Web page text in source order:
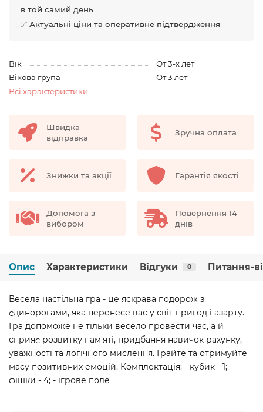
в той самий день
✅ Актуальні ціни та оперативне підтвердження
Вік
От 3-х лет
Вікова група
От 3 лет
Всі характеристики
Швидка
відправка
Зручна оплата
Знижки та акції Гарантія якості
Допомога з
вибором
Повернення 14
днів
Опис Характеристики Відгуки 0 Питання-
Весела настільна гра - це яскрава подорож з
єдинорогами, яка перенесе вас у світ пригод і азарту.
Гра допоможе не тільки весело провести час, а й
сприяє розвитку пам'яті, придбання навичок рахунку,
уважності та логічного мислення. Грайте та отримуйте
масу позитивних емоцій. Комплектація: - кубик - 1; -
фішки - 4; - ігрове поле